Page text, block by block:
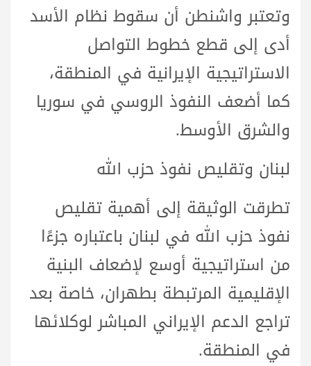
وتعتبر واشنطن أن سقوط نظام الأسد
أدى إلى قطع خطوط التواصل
الاستراتيجية الإيرانية في المنطقة،
كما أضعف النفوذ الروسي في سوريا
والشرق الأوسط.
لبنان وتقليص نفوذ حزب الله
تطرقت الوثيقة إلى أهمية تقليص
نفوذ حزب الله في لبنان باعتباره جزءًا
من استراتيجية أوسع لإضعاف البنية
الإقليمية المرتبطة بطهران، خاصة بعد
تراجع الدعم الإيراني المباشر لوكلائها
في المنطقة.